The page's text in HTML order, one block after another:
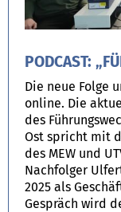
PODCAST:
Die neue Folge
online. Die
des
Ost spricht mit
des MEW und
Nachfolger
2025 als
Gespräch wird